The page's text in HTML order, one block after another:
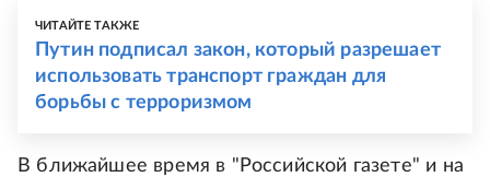
ЧИТАЙТЕ ТАКЖЕ
Путин подписал закон, который разрешает
использовать транспорт граждан для
борьбы с терроризмом
В ближайшее время в "Российской газете" и на